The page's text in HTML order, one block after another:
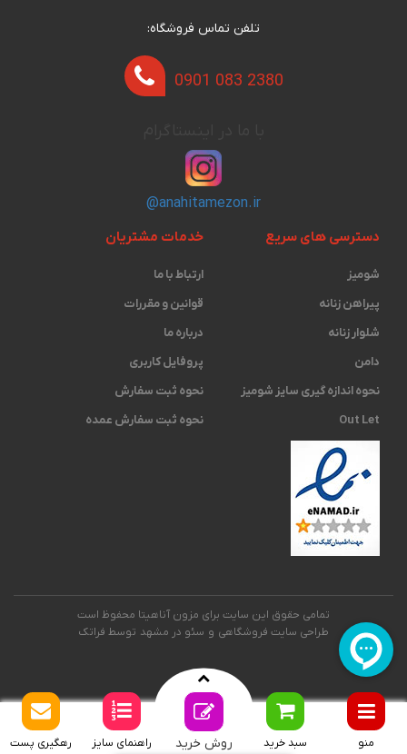
روش خرید
تلفن تماس فروشگاه:
0901 083 2380
@anahitamezon.ir
دسترسی های سریع
شومیز
پیراهن زنانه
شلوار زنانه
دامن
نحوه اندازه گیری ‫سایز شومیز
Out Let
خدمات مشتریان
ارتباط با ما
قوانین و مقررات
درباره ما
پروفایل کاربری
نحوه ثبت سفارش
نحوه ثبت سفارش عمده
تمامی حقوق این سایت برای مزون آناهیتا محفوظ است
طراحی سایت فروشگاهی و سئو در مشهد توسط فراتک